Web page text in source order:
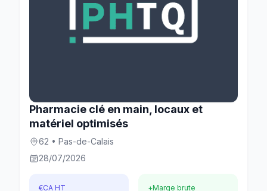
Pharmacie clé en main, locaux et
matériel optimisés
62 • Pas-de-Calais
28/07/2026
€CA HT +Marge brute